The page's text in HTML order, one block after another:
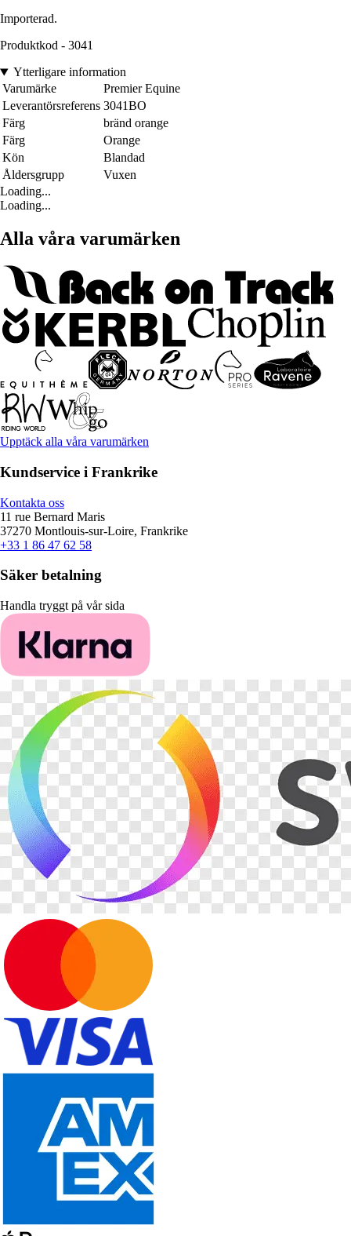
Importerad.
Produktkod - 3041
Ytterligare information
Varumärke
Premier Equine
Leverantörsreferens 3041BO
Färg
bränd orange
Färg
Orange
Kön
Blandad
Åldersgrupp
Vuxen
Loading...
Loading...
Alla våra varumärken
Upptäck alla våra varumärken
Kundservice i Frankrike
Kontakta oss
11 rue Bernard Maris
37270 Montlouis-sur-Loire, Frankrike
+33 1 86 47 62 58
Säker betalning
Handla tryggt på vår sida